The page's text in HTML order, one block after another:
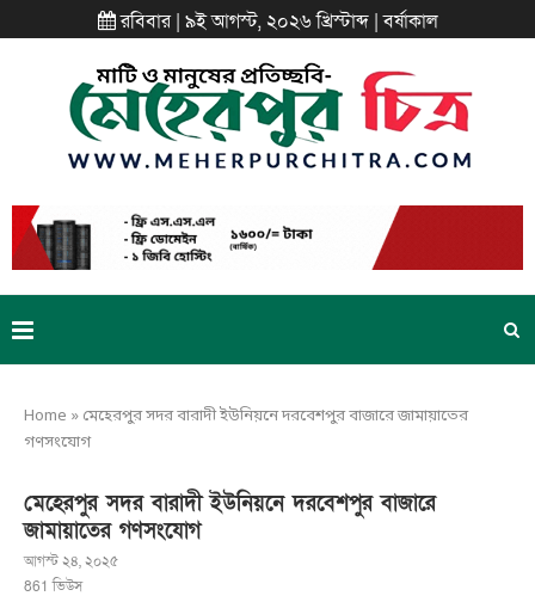
রবিবার | ৯ই আগস্ট, ২০২৬ খ্রিস্টাব্দ | বর্ষাকাল
Home » মেহেরপুর সদর বারাদী ইউনিয়নে দরবেশপুর বাজারে জামায়াতের
গণসংযোগ
মেহেরপুর সদর বারাদী ইউনিয়নে দরবেশপুর বাজারে
জামায়াতের গণসংযোগ
আগস্ট ২৪, ২০২৫
861 ভিউস